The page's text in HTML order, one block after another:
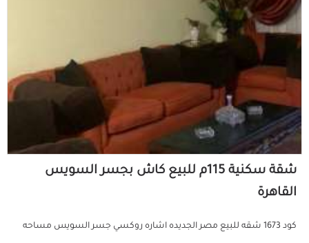
شقة سكنية 115م للبيع كاش بجسر السويس
القاهرة
كود 1673 شقه للبيع مصر الجديده اشاره روكسي جسر السويس مساحه